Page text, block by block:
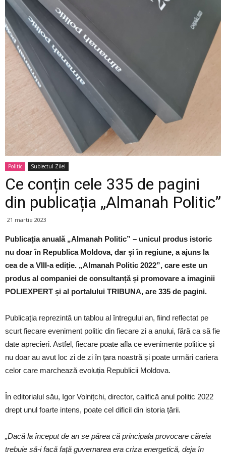
Politic Subiectul Zilei
Ce conțin cele 335 de pagini
din publicația „Almanah Politic”
21 martie 2023
Publicația anuală „Almanah Politic” – unicul produs istoric
nu doar în Republica Moldova, dar și în regiune, a ajuns la
cea de a VIII-a ediție. „Almanah Politic 2022”, care este un
produs al companiei de consultanță și promovare a imaginii
POLIEXPERT și al portalului TRIBUNA, are 335 de pagini.
Publicația reprezintă un tablou al întregului an, fiind reflectat pe
scurt fiecare eveniment politic din fiecare zi a anului, fără ca să fie
date aprecieri. Astfel, fiecare poate afla ce evenimente politice și
nu doar au avut loc zi de zi în țara noastră și poate urmări cariera
celor care marchează evoluția Republicii Moldova.
În editorialul său, Igor Volnițchi, director, califică anul politic 2022
drept unul foarte intens, poate cel dificil din istoria țării.
„Dacă la început de an se părea că principala provocare căreia
trebuie să-i facă față guvernarea era criza energetică, deja în